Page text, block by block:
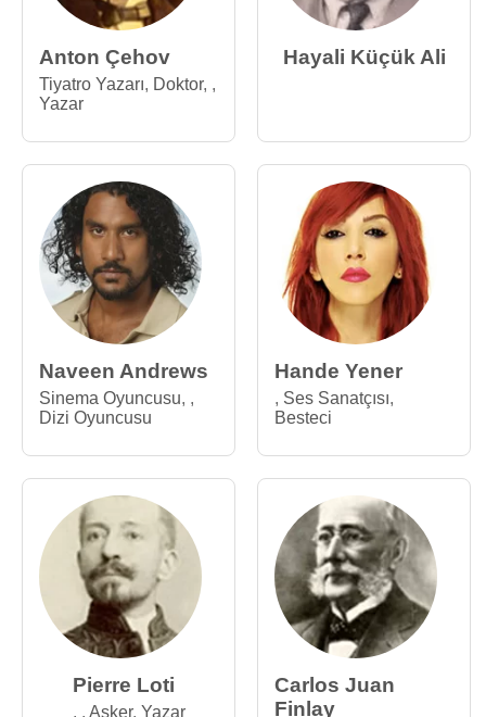
Anton Çehov
Tiyatro Yazarı, Doktor, ,
Yazar
Hayali Küçük Ali
Naveen Andrews
Sinema Oyuncusu, ,
Dizi Oyuncusu
Hande Yener
, Ses Sanatçısı,
Besteci
Pierre Loti
, , Asker, Yazar
Carlos Juan
Finlay